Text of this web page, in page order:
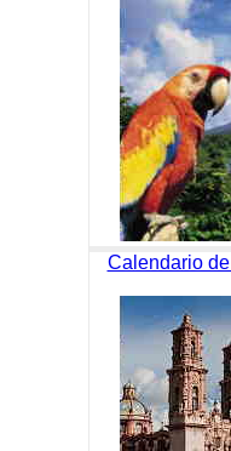
Calendario